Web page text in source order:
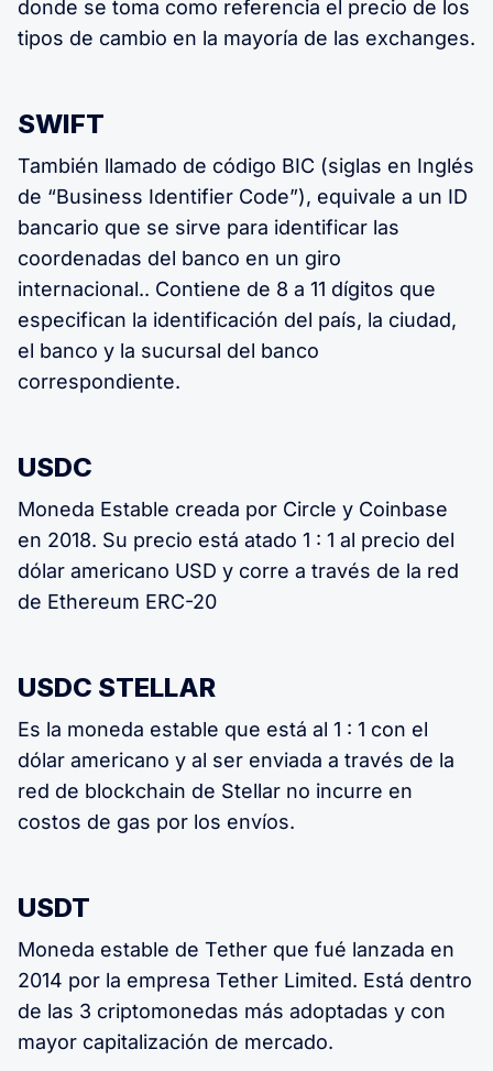
donde se toma como referencia el precio de los
tipos de cambio en la mayoría de las exchanges.
SWIFT
También llamado de código BIC (siglas en Inglés
de “Business Identifier Code”), equivale a un ID
bancario que se sirve para identificar las
coordenadas del banco en un giro
internacional.. Contiene de 8 a 11 dígitos que
especifican la identificación del país, la ciudad,
el banco y la sucursal del banco
correspondiente.
USDC
Moneda Estable creada por Circle y Coinbase
en 2018. Su precio está atado 1 : 1 al precio del
dólar americano USD y corre a través de la red
de Ethereum ERC-20
USDC STELLAR
Es la moneda estable que está al 1 : 1 con el
dólar americano y al ser enviada a través de la
red de blockchain de Stellar no incurre en
costos de gas por los envíos.
USDT
Moneda estable de Tether que fué lanzada en
2014 por la empresa Tether Limited. Está dentro
de las 3 criptomonedas más adoptadas y con
mayor capitalización de mercado.